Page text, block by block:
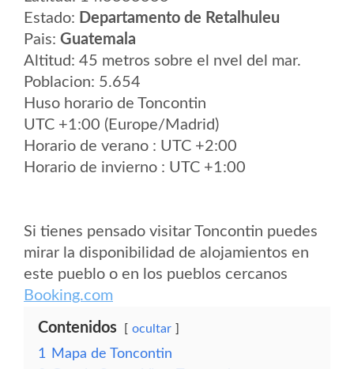
Estado: Departamento de Retalhuleu
Pais: Guatemala
Altitud: 45 metros sobre el nvel del mar.
Poblacion: 5.654
Huso horario de Toncontin
UTC +1:00 (Europe/Madrid)
Horario de verano : UTC +2:00
Horario de invierno : UTC +1:00
Si tienes pensado visitar Toncontin puedes
mirar la disponibilidad de alojamientos en
este pueblo o en los pueblos cercanos
Booking.com
Contenidos ocultar
1
Mapa de Toncontin